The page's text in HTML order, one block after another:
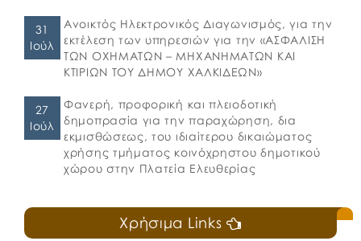
31
Ιούλ
Ανοικτός Ηλεκτρονικός Διαγωνισμός, για την
εκτέλεση των υπηρεσιών για την «ΑΣΦΑΛΙΣΗ
ΤΩΝ ΟΧΗΜΑΤΩΝ – ΜΗΧΑΝΗΜΑΤΩΝ ΚΑΙ
ΚΤΙΡΙΩΝ ΤΟΥ ΔΗΜΟΥ ΧΑΛΚΙΔΕΩΝ»
27
Ιούλ
Φανερή, προφορική και πλειοδοτική
δημοπρασία για την παραχώρηση, δια
εκμισθώσεως, του ιδιαίτερου δικαιώματος
χρήσης τμήματος κοινόχρηστου δημοτικού
χώρου στην Πλατεία Ελευθερίας
Χρήσιμα Links